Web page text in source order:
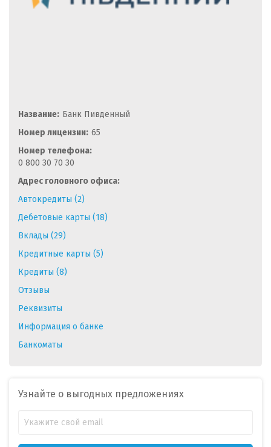
Название: Банк Пивденный
Номер лицензии: 65
Номер телефона:
0 800 30 70 30
Адрес головного офиса:
Автокредиты (2)
Дебетовые карты (18)
Вклады (29)
Кредитные карты (5)
Кредиты (8)
Отзывы
Реквизиты
Информация о банке
Банкоматы
Узнайте о выгодных предложениях